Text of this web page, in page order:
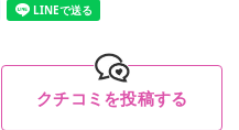
LINEで送る
クチコミを投稿する